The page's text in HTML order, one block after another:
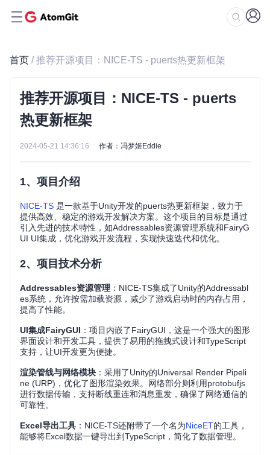
首页 / 推荐开源项目：NICE-TS - puerts热更新框架
推荐开源项目：NICE-TS - puerts
热更新框架
2024-05-21 14:36:16 作者：冯梦姬Eddie
1、项目介绍
NICE-TS 是一款基于Unity开发的puerts热更新框架，致力于
提供高效、稳定的游戏开发解决方案。这个项目的目标是通过
引入先进的技术特性，如Addressables资源管理系统和FairyG
UI UI集成，优化游戏开发流程，实现快速迭代和优化。
2、项目技术分析
Addressables资源管理 ：NICE-TS集成了Unity的Addressabl
es系统，允许按需加载资源，减少了游戏启动时的内存占用，
提高了性能。
UI集成FairyGUI ：项目内嵌了FairyGUI，这是一个强大的图形
界面设计和开发工具，提供了易用的拖拽式设计和TypeScript
支持，让UI开发更为便捷。
渲染管线与网络模块 ：采用了Unity的Universal Render Pipeli
ne (URP)，优化了图形渲染效果。网络部分则利用protobufjs
进行数据传输，支持断线重连和消息重发，确保了网络通信的
可靠性。
Excel导出工具 ：NICE-TS还附带了一个名为NiceET的工具，
能够将Excel数据一键导出到TypeScript，简化了数据管理。